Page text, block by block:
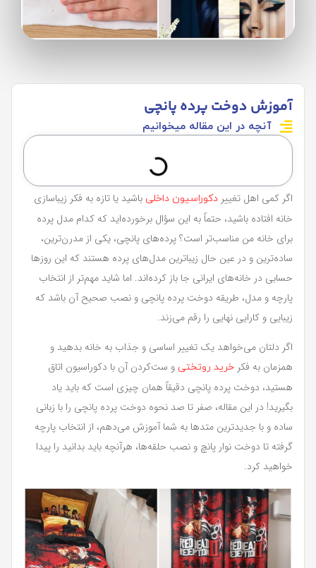
آموزش دوخت پرده پانچی
آنچه در این مقاله میخوانیم
اگر کمی اهل تغییر دکوراسیون داخلی باشید یا تازه به فکر زیباسازی
خانه افتاده باشید، حتماً به این سؤال برخورده‌اید که کدام مدل پرده
برای خانه من مناسب‌تر است؟ پرده‌های پانچی، یکی از مدرن‌ترین،
ساده‌ترین و در عین حال زیباترین مدل‌های پرده هستند که این روزها
حسابی در خانه‌های ایرانی جا باز کرده‌اند. اما شاید مهم‌تر از انتخاب
پارچه و مدل، طریقه دوخت پرده پانچی و نصب صحیح آن باشد که
زیبایی و کارایی نهایی را رقم می‌زند.
اگر دلتان می‌خواهد یک تغییر اساسی و جذاب به خانه بدهید و
همزمان به فکر خرید روتختی و ست‌کردن آن با دکوراسیون اتاق
هستید، دوخت پرده پانچی دقیقاً همان چیزی است که باید یاد
بگیرید! در این مقاله، صفر تا صد نحوه دوخت پرده پانچی را با زبانی
ساده و با جدیدترین متدها به شما آموزش می‌دهم، از انتخاب پارچه
گرفته تا دوخت نوار پانچ و نصب حلقه‌ها، هرآنچه باید بدانید را پیدا
خواهید کرد.